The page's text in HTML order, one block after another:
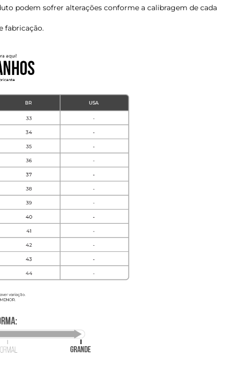
podem sofrer alterações conforme a calibragem de cada
fabricação.